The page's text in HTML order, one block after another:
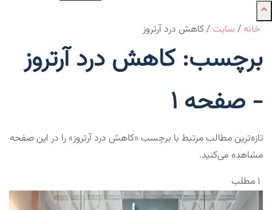
خانه / سایت /کاهش درد آرتروز
برچسب: کاهش درد آرتروز
- صفحه 1
تازه‌ترین مطالب مرتبط با برچسب «کاهش درد آرتروز» را در این صفحه
مشاهده می‌کنید.
۱ مطلب